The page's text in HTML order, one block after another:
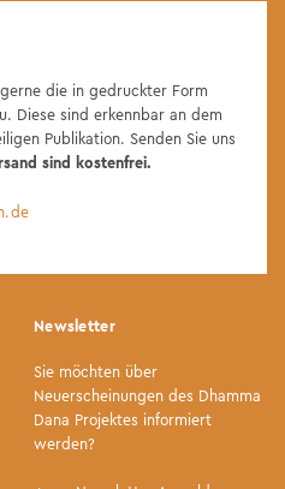
die in gedruckter Form
Diese sind erkennbar an dem
Publikation. Senden Sie uns
sind kostenfrei.
Newsletter
Sie möchten über
Neuerscheinungen des Dhamma
Dana Projektes informiert
werden?